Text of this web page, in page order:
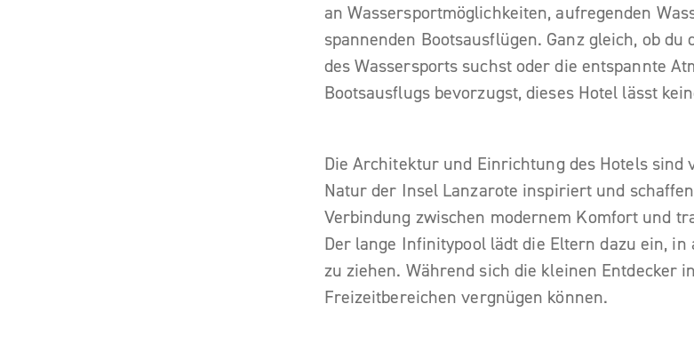
an Wassersportmöglichkeiten, aufregenden
spannenden Bootsausflügen. Ganz gleich, ob du
des Wassersports suchst oder die entspannte
Bootsausflugs bevorzugst, dieses Hotel lässt
Die Architektur und Einrichtung des Hotels sind
Natur der Insel Lanzarote inspiriert und
Verbindung zwischen modernem Komfort und
Der lange Infinitypool lädt die Eltern dazu ein,
zu ziehen. Während sich die kleinen Entdecker
Freizeitbereichen vergnügen können.